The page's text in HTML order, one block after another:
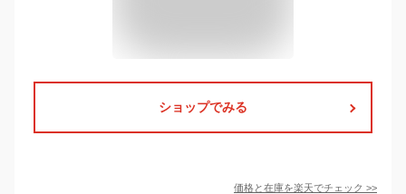
ショップでみる
価格と在庫を楽天でチェック >>